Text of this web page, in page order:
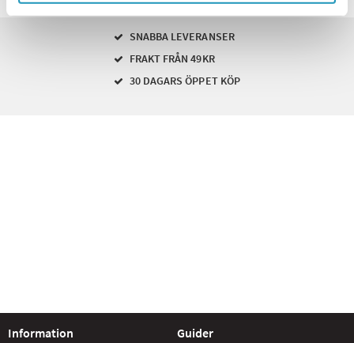
SNABBA LEVERANSER
FRAKT FRÅN 49KR
30 DAGARS ÖPPET KÖP
Information Guider